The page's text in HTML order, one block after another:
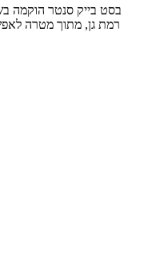
רמת גן, מתוך מטרה